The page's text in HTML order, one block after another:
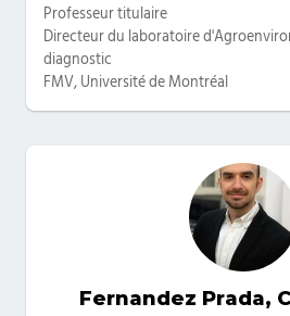
Professeur titulaire
Directeur du laboratoire
diagnostic
FMV, Université de Montréal
Fernandez Prada,